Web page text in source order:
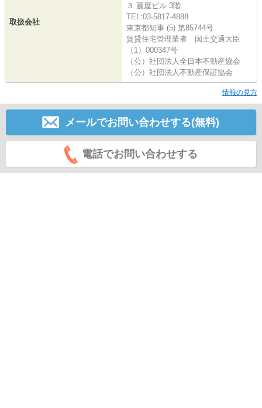
取扱会社
３ 藤屋ビル 3階
TEL:03-5817-4888
東京都知事 (5) 第85744号
賃貸住宅管理業者 国土交通大臣
（1）000347号
（公）社団法人全日本不動産協会
（公）社団法人不動産保証協会
情報の見方
メールでお問い合わせする(無料)
電話でお問い合わせする